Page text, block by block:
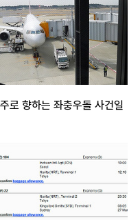
로 향하는 좌충우돌 사건일